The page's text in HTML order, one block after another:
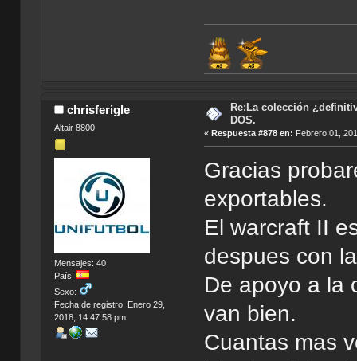
chrisferigle
Altair 8800
Mensajes: 40
País:
Sexo:
Fecha de registro: Enero 29,
2018, 14:47:58 pm
Re:La colección
DOS.
«Respuesta #878 en: Febrero 01,
Gracias
exportables.
El warcraft II
despues con
De apoyo a la
van bien.
Cuantas mas